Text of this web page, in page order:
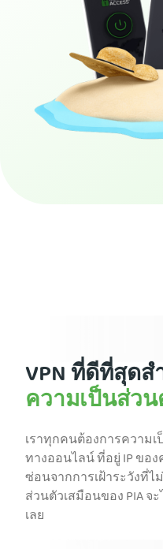
VPN ที่ดีที่สุด
ความเป็นส่ว
เราทุกคนต้องการความ
ทางออนไลน์ ที่อยู่ IP ขอ
ซ่อนจากการเฝ้าระวังที่ไ
ส่วนตัวเสมือนของ PIA จ
เลย